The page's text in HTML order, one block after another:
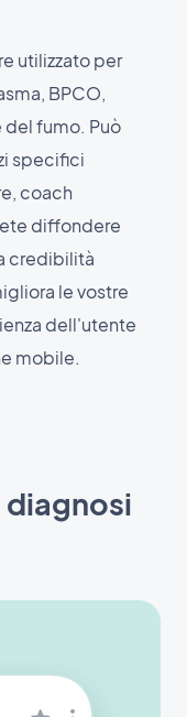
utilizzato per
BPCO,
fumo. Può
specifici
coach
diffondere
credibilità
le vostre
dell'utente
mobile.
diagnosi